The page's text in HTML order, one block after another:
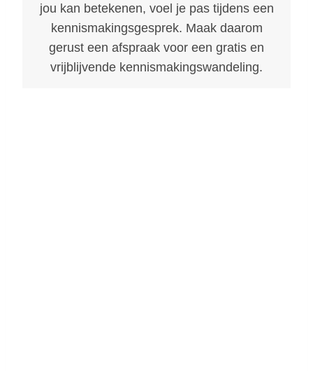
jou kan betekenen, voel je pas tijdens een
kennismakingsgesprek. Maak daarom
gerust een afspraak voor een gratis en
vrijblijvende kennismakingswandeling.